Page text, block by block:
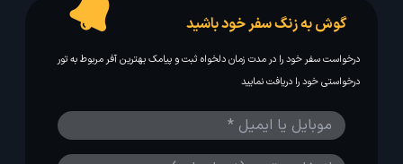
گوش به زنگ سفر خود باشید
درخواست سفر خود را در مدت زمان دلخواه ثبت و پیامک بهترین آفر مربوط به تور
درخواستی خود را دریافت نمایید